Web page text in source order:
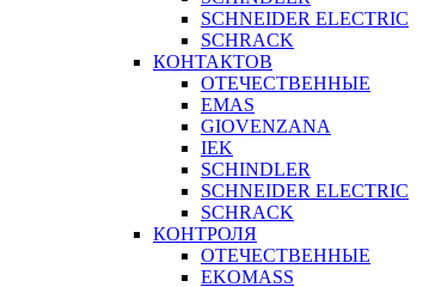
SCHNEIDER ELECTRIC
SCHRACK
КОНТАКТОВ
ОТЕЧЕСТВЕННЫЕ
EMAS
GIOVENZANA
IEK
SCHINDLER
SCHNEIDER ELECTRIC
SCHRACK
КОНТРОЛЯ
ОТЕЧЕСТВЕННЫЕ
EKOMASS